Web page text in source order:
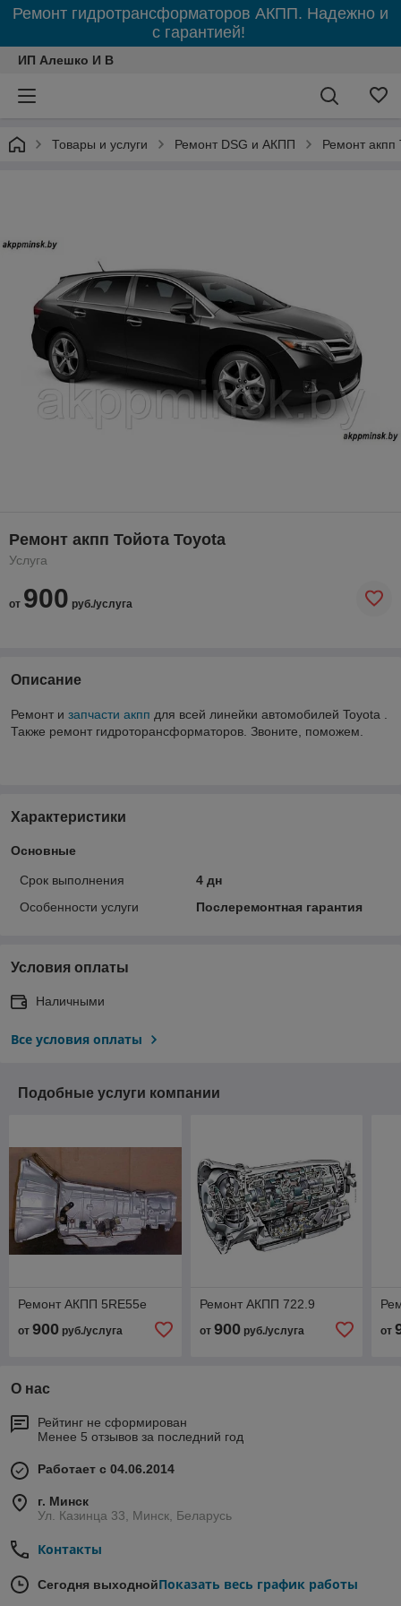
Ремонт гидротрансформаторов АКПП. Надежно и
с гарантией!
ИП Алешко И В
Товары и услуги Ремонт DSG и АКПП Ремонт акпп
Ремонт акпп Тойота Toyota
Услуга
от 900 руб./услуга
Описание
Ремонт и запчасти акпп для всей линейки автомобилей Toyota .
Также ремонт гидроторансформаторов. Звоните, поможем.
Характеристики
Основные
Срок выполнения
4 дн
Особенности услуги
Послеремонтная гарантия
Условия оплаты
Наличными
Все условия оплаты
Подобные услуги компании
Ремонт АКПП 5RE55e
от 900 руб./услуга
Ремонт АКПП 722.9
от 900руб./услуга от
О нас
Рейтинг не сформирован
Менее 5 отзывов за последний год
Работает с 04.06.2014
г. Минск
Ул. Казинца 33, Минск, Беларусь
Контакты
Сегодня выходнойПоказать весь график работы